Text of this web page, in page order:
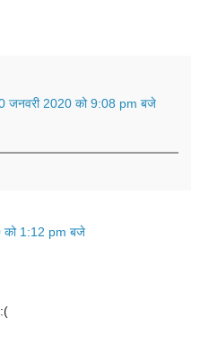
जनवरी 2020 को 9:08 pm बजे
को 1:12 pm बजे